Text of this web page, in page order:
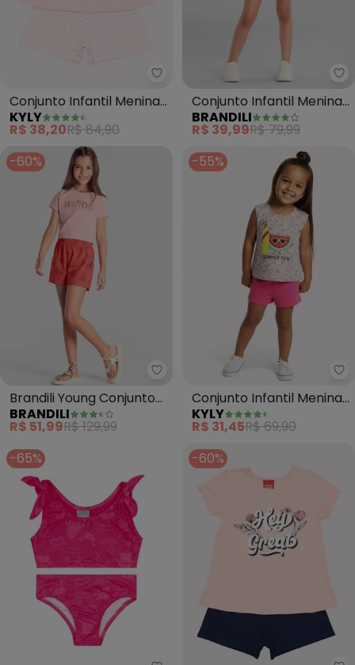
Kyly - Conjunto Infantil Menina
Conjunto Infantil Menina
Ursinho (Rosa)
KYLY
R$ 38,20R$ 84,90
Conjunto Infantil Menina
de Coqueiros (Rosa)
BRANDILI
R$ 39,99R$ 79,99
-60%
Brandili - Brandili Young
Brandili Young Conjunto
Teen de Verão (Rosa)
BRANDILI
R$ 51,99R$ 129,99
-55%
Conjunto Infantil Menina
Melancia (Rosa)
KYLY
R$ 31,45R$ 69,90
-65%
-60%